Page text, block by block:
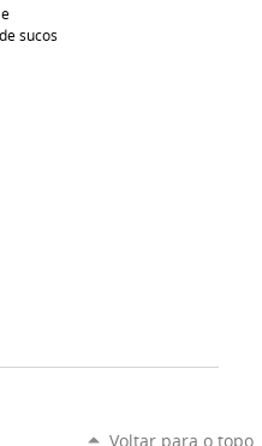
sucos
Voltar para o topo